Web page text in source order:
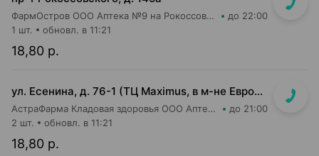
ФармОстров ООО Аптека №9 на Рокоссовского до 22:00
18,80 р.
1 шт. обновл. в 11:21
ул. Есенина, д. 76-1 (ТЦ Maximus, в м-не Евроопт Super)
АстраФарма Кладовая здоровья ООО Аптека №9 до 21:00
18,80 р.
2 шт. обновл. в 11:21